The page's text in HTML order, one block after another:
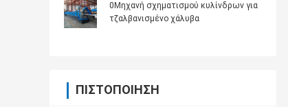
0Μηχανή σχηματισμού κυλίνδρων για
τζαλβανισμένο χάλυβα
ΠΙΣΤΟΠΟΊΗΣΗ